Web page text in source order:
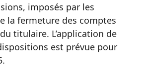
imposés par les
la fermeture des comptes
titulaire. L’application de
est prévue pour